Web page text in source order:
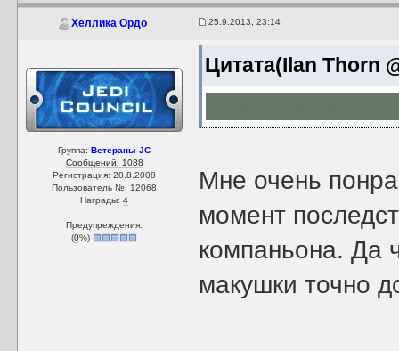
Хеллика Ордо 25.9.2013, 23:14
Группа:Ветераны JC
Сообщений: 1088
Регистрация: 28.8.2008
Пользователь №: 12068
Награды:4
Предупреждения:
(0%)
Цитата(Ilan Thorn
Мне очень
момент
компаньона. Да
макушки точно